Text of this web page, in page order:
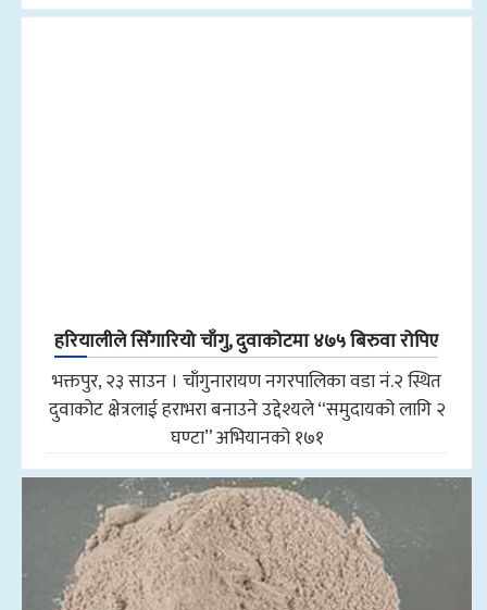
हरियालीले सिँगारियो चाँगु, दुवाकोटमा ४७५ बिरुवा रोपिए
भक्तपुर, २३ साउन । चाँगुनारायण नगरपालिका वडा नं.२ स्थित
दुवाकोट क्षेत्रलाई हराभरा बनाउने उद्देश्यले “समुदायको लागि २
घण्टा” अभियानको १७१